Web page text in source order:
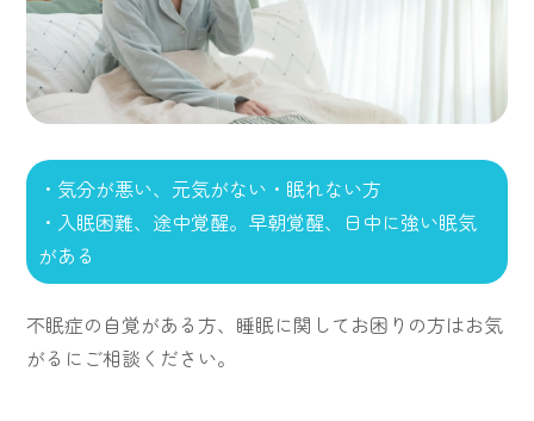
・気分が悪い、元気がない・眠れない方
・入眠困難、途中覚醒。早朝覚醒、日中に強い眠気
がある
不眠症の自覚がある方、睡眠に関してお困りの方はお気
がるにご相談ください。